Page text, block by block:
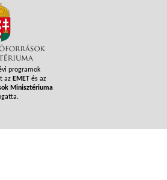
programok
az EMET és az
Minisztériuma